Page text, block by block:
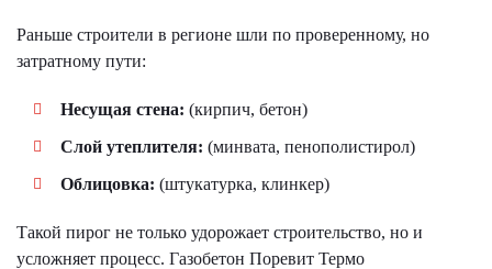
Раньше строители в регионе шли по проверенному, но
затратному пути:
Несущая стена: (кирпич, бетон)
Слой утеплителя: (минвата, пенополистирол)
Облицовка: (штукатурка, клинкер)
Такой пирог не только удорожает строительство, но и
усложняет процесс. Газобетон Поревит Термо